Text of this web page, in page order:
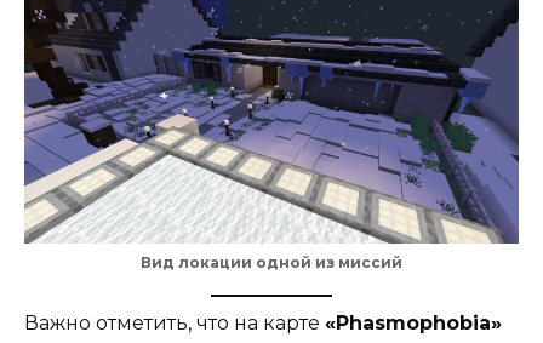
Вид локации одной из миссий
Важно отметить, что на карте «Phasmophobia»